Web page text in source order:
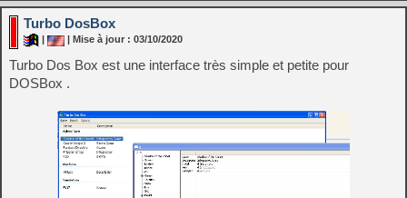
Turbo DosBox
| Mise à jour : 03/10/2020
Turbo Dos Box est une interface très simple et petite pour
DOSBox .